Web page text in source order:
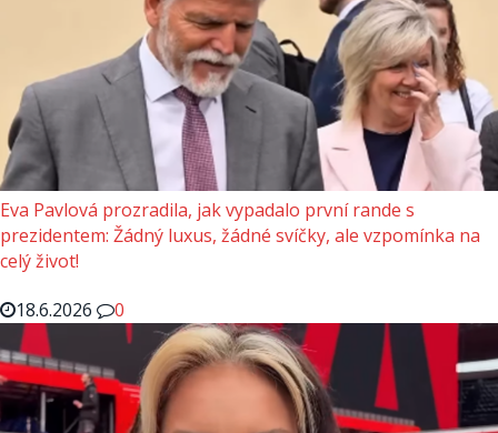
Eva Pavlová prozradila, jak vypadalo první rande s
prezidentem: Žádný luxus, žádné svíčky, ale vzpomínka na
celý život!
18.6.2026
0